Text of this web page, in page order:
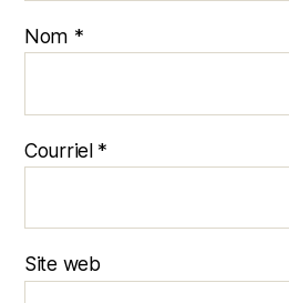
Nom *
Courriel *
Site web